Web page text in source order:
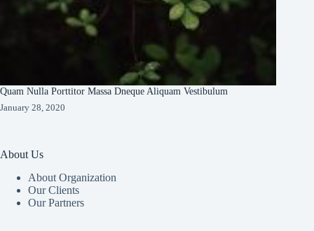
Quam Nulla Porttitor Massa Dneque Aliquam Vestibulum
January 28, 2020
About Us
About Organization
Our Clients
Our Partners